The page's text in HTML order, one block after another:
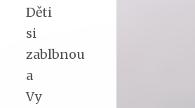
Děti
si
zablbnou
a
Vy